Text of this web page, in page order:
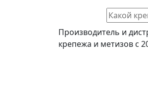
Производитель и
крепежа и метизов с